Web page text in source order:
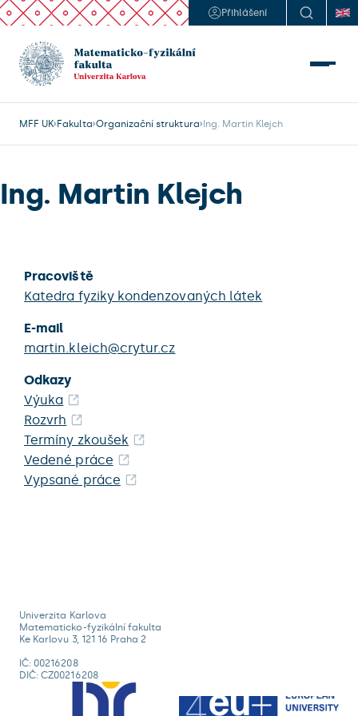
Přihlášení
MFF UK Fakulta Organizační struktura Ing. Martin Klejch
Ing. Martin Klejch
Pracoviště
Katedra fyziky kondenzovaných látek
E-mail
martin.kleich@crytur.cz
Odkazy
Výuka
Rozvrh
Termíny zkoušek
Vedené práce
Vypsané práce
Univerzita Karlova
Matematicko-fyzikální fakulta
Ke Karlovu 3, 121 16 Praha 2
IČ: 00216208
DIČ: CZ00216208